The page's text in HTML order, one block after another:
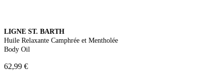
LIGNE ST. BARTH
Huile Relaxante Camphrée et Mentholée
Body Oil
62,99 €